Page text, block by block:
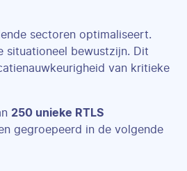
sectoren optimaliseert.
situationeel bewustzijn. Dit
van kritieke
250 unieke RTLS
gegroepeerd in de volgende